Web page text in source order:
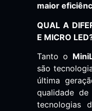
maior
QUAL A
E MICRO
Tanto o
são
última
qualidade
tecnologias